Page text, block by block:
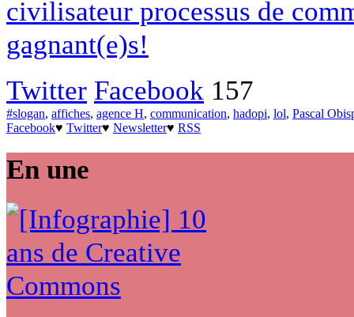
civilisateur processus de
gagnant(e)s!
Twitter Facebook 157
#slogan, affiches, agence H, communication, hadopi, lol, Pascal
Facebook♥ Twitter♥ Newsletter♥ RSS
En une